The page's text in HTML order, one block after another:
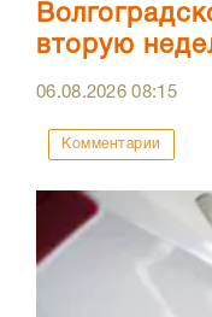
вторую
06.08.202608:15
Комментарии